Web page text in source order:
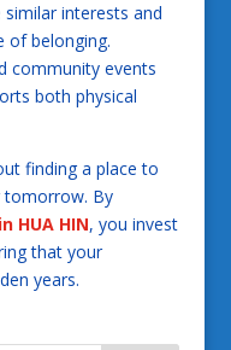
interests and
of belonging.
community events
both physical
finding a place to
By
HUA HIN, you invest
that your
years.